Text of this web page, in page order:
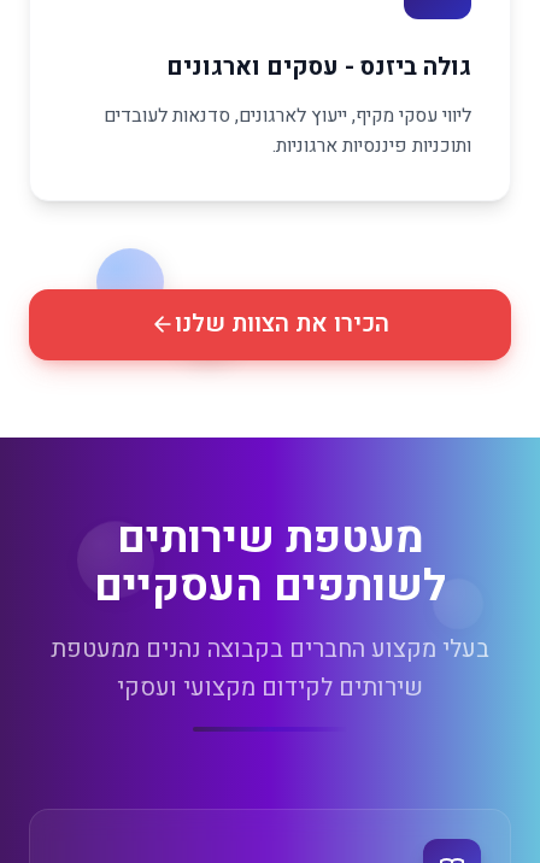
גולה ביזנס - עסקים וארגונים
ליווי עסקי מקיף, ייעוץ לארגונים, סדנאות לעובדים
ותוכניות פיננסיות ארגוניות.
הכירו את הצוות שלנו
מעטפת שירותים
לשותפים העסקיים
בעלי מקצוע החברים בקבוצה נהנים ממעטפת
שירותים לקידום מקצועי ועסקי